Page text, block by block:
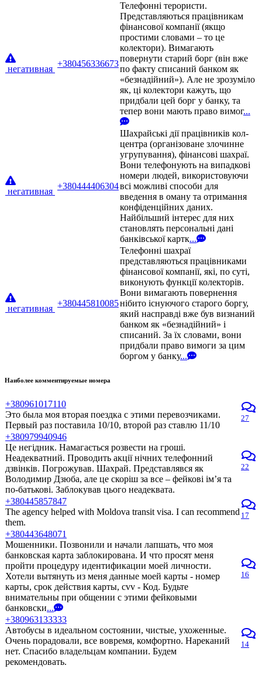
негативная
+380456336673
Телефонні терористи.
Представляються працівникам
фінансової компанії (якщо
простими словами – то це
колектори). Вимагають
повернути старий борг (він вже
по факту списаний банком як
«безнадійний»). Але не зрозуміло
як, ці колектори кажуть, що
придбали цей борг у банку, та
тепер вони мають право вимог...
негативная
+380444406304
Шахрайські дії працівників кол-
центра (організоване злочинне
угрупування), фінансові шахраї.
Вони телефонують на випадкові
номери людей, використовуючи
всі можливі способи для
введення в оману та отримання
конфіденційних даних.
Найбільший інтерес для них
становлять персональні дані
банківської картк...
негативная
+380445810085
Телефонні шахраї
представляються працівниками
фінансової компанії, які, по суті,
виконують функції колекторів.
Вони вимагають повернення
нібито існуючого старого боргу,
який насправді вже був визнаний
банком як «безнадійний» і
списаний. За їх словами, вони
придбали право вимоги за цим
боргом у банку...
Наиболее комментируемые номера
+380961017110
Это была моя вторая поездка с этими перевозчиками.
Первый раз поставила 10/10, второй раз ставлю 11/10
27
+380979940946
Це негідник. Намагається розвести на гроші.
Неадекватний. Проводить акції нічних телефонний
дзвінків. Погрожував. Шахрай. Представлявся як
Володимир Дзюба, але це скоріш за все – фейкові ім’я та
по-батькові. Заблокував цього неадеквата.
22
+380445857847
The agency helped with Moldova transit visa. I can recommend
them.
17
+380443648071
Мошенники. Позвонили и начали лапшать, что моя
банковская карта заблокирована. И что просят меня
пройти процедуру идентификации моей личности.
Хотели вытянуть из меня данные моей карты - номер
карты, срок действия карты, cvv - Код. Будьте
внимательны при общении с этими фейковыми
банковски...
16
+380963133333
Автобусы в идеальном состоянии, чистые, ухоженные.
Очень порадовали, все вовремя, комфортно. Нареканий
нет. Спасибо владельцам компании. Будем
рекомендовать.
14